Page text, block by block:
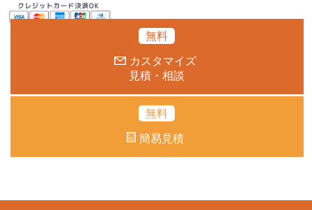
無料
カスタマイズ
見積・相談
無料
簡易見積